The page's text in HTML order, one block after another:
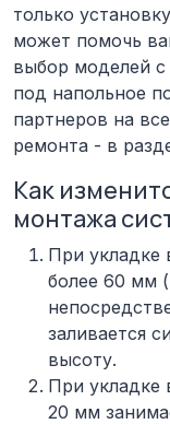
только
может помочь
выбор моделей
под напольное
партнеров на
ремонта - в
Как
монтажа
При укладке
более 60 мм
заливается
высоту.
При укладке
20 мм